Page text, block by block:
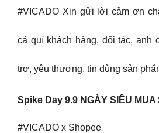
#VICADO Xin gửi lời cảm ơn
cả quí khách hàng, đối tác, anh
trợ, yêu thương, tin dùng sản
Spike Day 9.9 NGÀY SIÊU MUA
#VICADO x Shopee